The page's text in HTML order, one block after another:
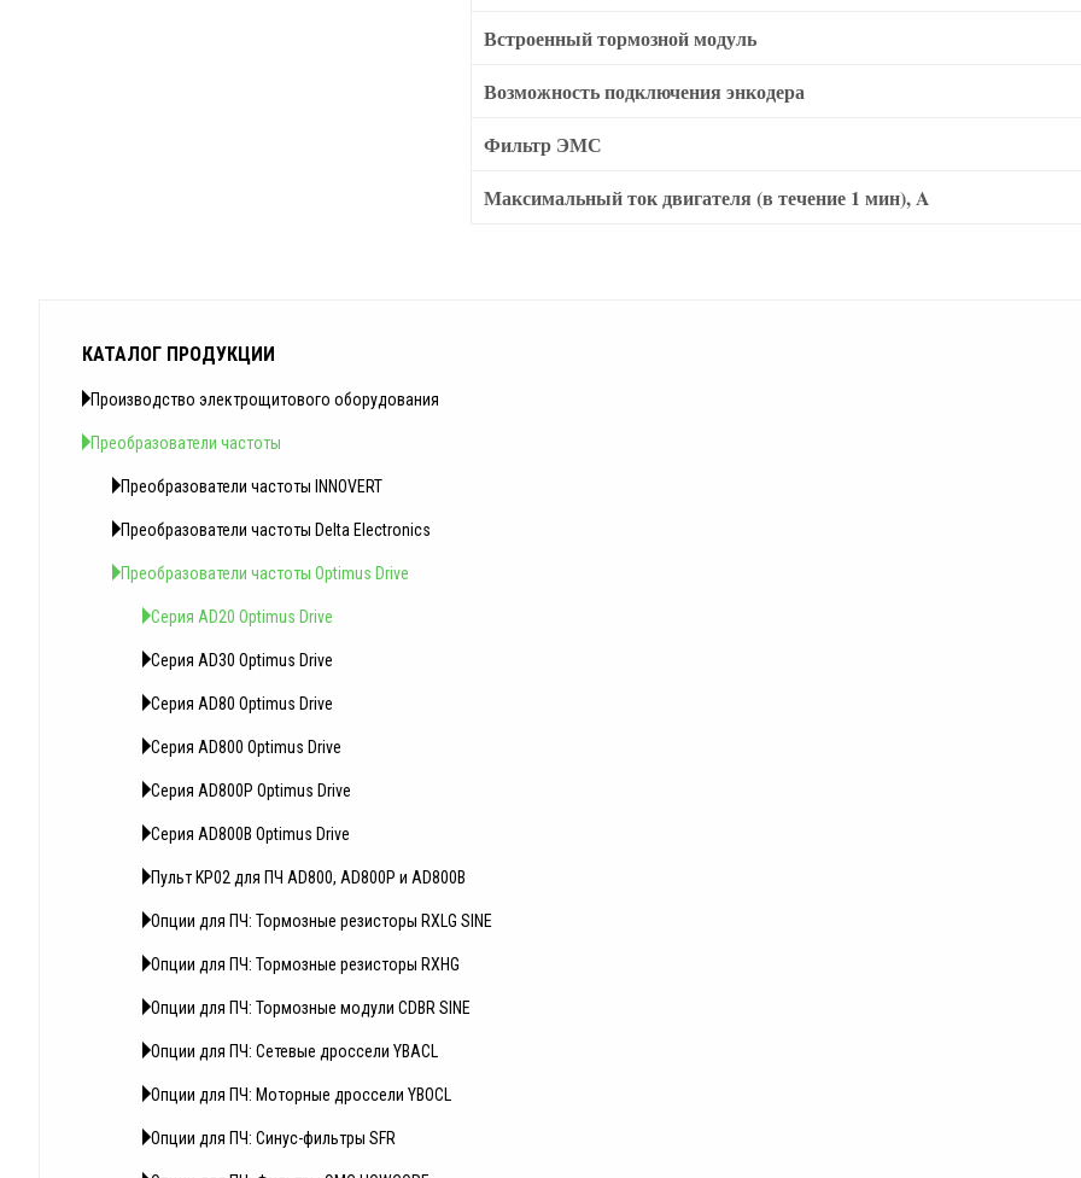
Встроенный тормозной модуль
Возможность подключения энкодера
Фильтр ЭМС
Максимальный ток двигателя (в течение 1 мин), A
КАТАЛОГ ПРОДУКЦИИ
Производство электрощитового оборудования
Преобразователи частоты
Преобразователи частоты INNOVERT
Преобразователи частоты Delta Electronics
Преобразователи частоты Optimus Drive
Серия AD20 Optimus Drive
Серия AD30 Optimus Drive
Серия AD80 Optimus Drive
Серия AD800 Optimus Drive
Серия AD800P Optimus Drive
Серия AD800B Optimus Drive
Пульт KP02 для ПЧ AD800, AD800P и AD800B
Опции для ПЧ: Тормозные резисторы RXLG SINE
Опции для ПЧ: Тормозные резисторы RXHG
Опции для ПЧ: Тормозные модули CDBR SINE
Опции для ПЧ: Сетевые дроссели YBACL
Опции для ПЧ: Моторные дроссели YBOCL
Опции для ПЧ: Синус-фильтры SFR